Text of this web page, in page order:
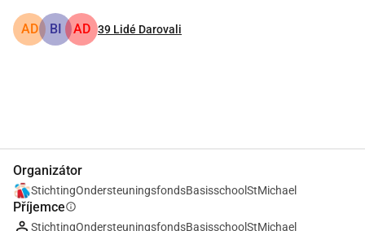
AD BI AD 39 Lidé Darovali
Organizátor
StichtingOndersteuningsfondsBasisschoolStMichael
Příjemceinfo
StichtingOndersteuningsfondsBasisschoolStMichael